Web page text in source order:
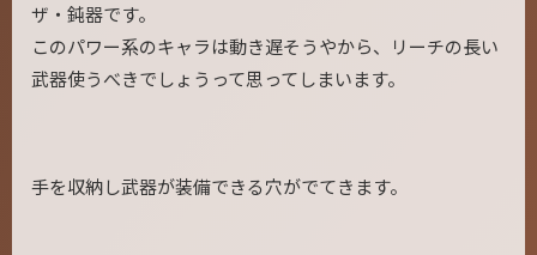
ザ・鈍器です。
このパワー系のキャラは動き遅そうやから、リーチの長い
武器使うべきでしょうって思ってしまいます。
手を収納し武器が装備できる穴がでてきます。